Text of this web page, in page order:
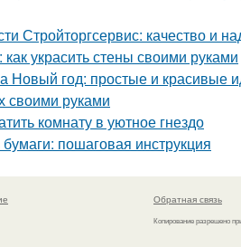
Стройторгсервис: качество и
украсить стены своими руками
Новый год: простые и красивые
своими руками
комнату в уютное гнездо
пошаговая инструкция
Обратная связь
Копирование разрешено